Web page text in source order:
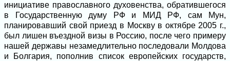
инициативе православного духовенства, обратившегося
в Государственную думу РФ и МИД РФ, сам Мун,
планировавший свой приезд в Москву в октябре 2005 г.,
был лишен въездной визы в Россию, после чего примеру
нашей державы незамедлительно последовали Молдова
и Болгария, пополнив список европейских государств,